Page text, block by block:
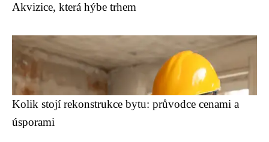
Akvizice, která hýbe trhem
Kolik stojí rekonstrukce bytu: průvodce cenami a
úsporami